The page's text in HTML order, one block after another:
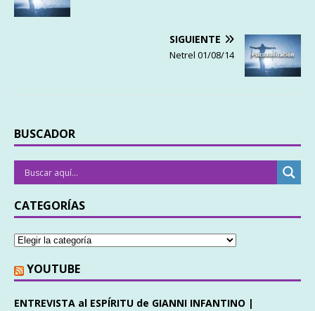
SIGUIENTE
Netrel 01/08/14
BUSCADOR
CATEGORÍAS
YOUTUBE
ENTREVISTA al ESPÍRITU de GIANNI INFANTINO |